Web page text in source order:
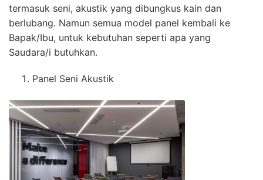
termasuk seni, akustik yang dibungkus kain dan
berlubang. Namun semua model panel kembali ke
Bapak/Ibu, untuk kebutuhan seperti apa yang
Saudara/i butuhkan.
Panel Seni Akustik